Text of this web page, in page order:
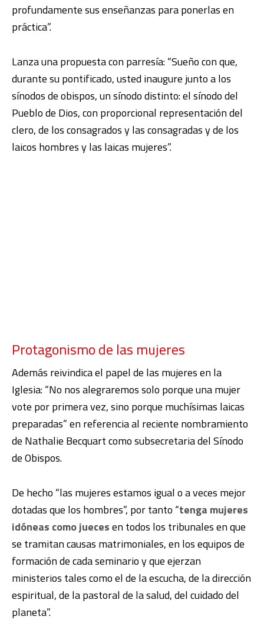
profundamente sus enseñanzas para ponerlas en
práctica”.
Lanza una propuesta con parresía: “Sueño con que,
durante su pontificado, usted inaugure junto a los
sínodos de obispos, un sínodo distinto: el sínodo del
Pueblo de Dios, con proporcional representación del
clero, de los consagrados y las consagradas y de los
laicos hombres y las laicas mujeres”.
Protagonismo de las mujeres
Además reivindica el papel de las mujeres en la
Iglesia: “No nos alegraremos solo porque una mujer
vote por primera vez, sino porque muchísimas laicas
preparadas” en referencia al reciente nombramiento
de Nathalie Becquart como subsecretaria del Sínodo
de Obispos.
De hecho “las mujeres estamos igual o a veces mejor
dotadas que los hombres”, por tanto “tenga mujeres
idóneas como juecesen todos los tribunales en que
se tramitan causas matrimoniales, en los equipos de
formación de cada seminario y que ejerzan
ministerios tales como el de la escucha, de la dirección
espiritual, de la pastoral de la salud, del cuidado del
planeta”.